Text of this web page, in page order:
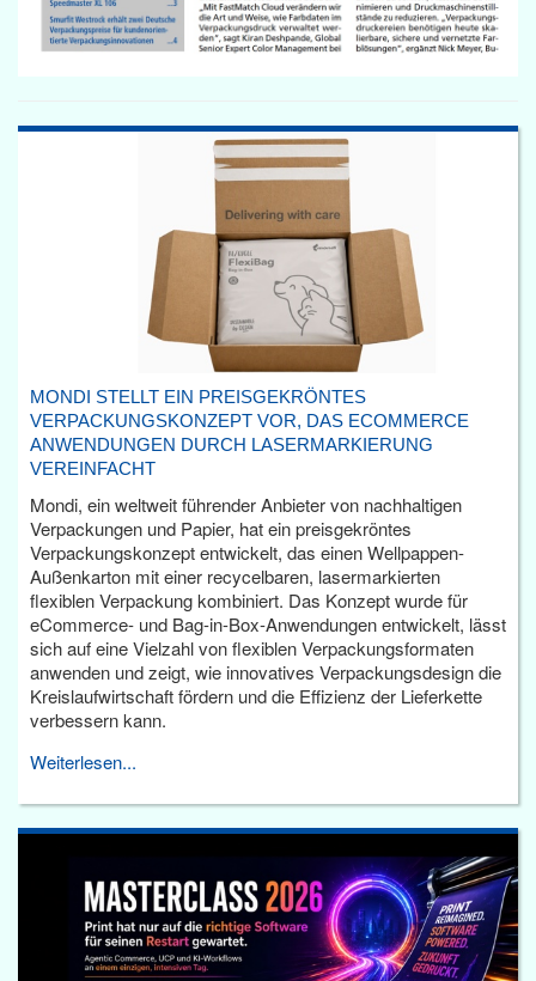
MONDI STELLT EIN PREISGEKRÖNTES
VERPACKUNGSKONZEPT VOR, DAS ECOMMERCE
ANWENDUNGEN DURCH LASERMARKIERUNG
VEREINFACHT
Mondi, ein weltweit führender Anbieter von nachhaltigen
Verpackungen und Papier, hat ein preisgekröntes
Verpackungskonzept entwickelt, das einen Wellpappen-
Außenkarton mit einer recycelbaren, lasermarkierten
flexiblen Verpackung kombiniert. Das Konzept wurde für
eCommerce- und Bag-in-Box-Anwendungen entwickelt, lässt
sich auf eine Vielzahl von flexiblen Verpackungsformaten
anwenden und zeigt, wie innovatives Verpackungsdesign die
Kreislaufwirtschaft fördern und die Effizienz der Lieferkette
verbessern kann.
Weiterlesen...